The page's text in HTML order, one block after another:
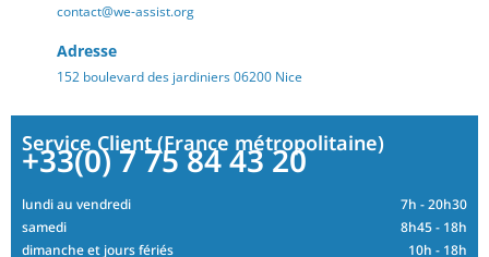
contact@we-assist.org
Adresse
152 boulevard des jardiniers 06200 Nice
Service Client (France métropolitaine)
+33(0) 7 75 84 43 20
lundi au vendredi
7h - 20h30
samedi
8h45 - 18h
dimanche et jours fériés
10h - 18h